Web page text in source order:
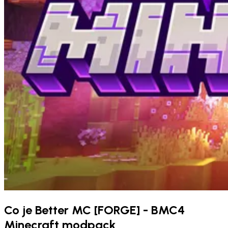
Co je Better MC [FORGE] - BMC4
Minecraft modpack